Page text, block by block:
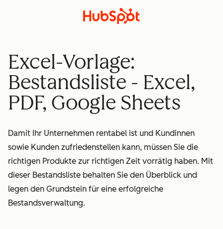
Excel-Vorlage:
Bestandsliste - Excel,
PDF, Google Sheets
Damit Ihr Unternehmen rentabel ist und Kundinnen
sowie Kunden zufriedenstellen kann, müssen Sie die
richtigen Produkte zur richtigen Zeit vorrätig haben. Mit
dieser Bestandsliste behalten Sie den Überblick und
legen den Grundstein für eine erfolgreiche
Bestandsverwaltung.